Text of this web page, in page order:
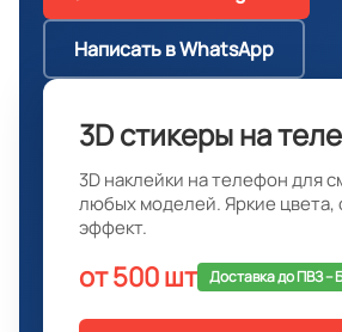
Написать в WhatsApp
3D стикеры на
3D наклейки на телефон для
любых моделей. Яркие цвета,
эффект.
от 500 шт Доставка до ПВЗ